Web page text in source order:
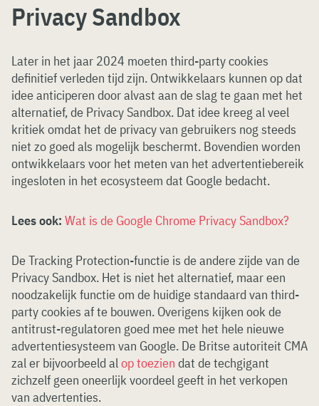
Privacy Sandbox
Later in het jaar 2024 moeten third-party cookies
definitief verleden tijd zijn. Ontwikkelaars kunnen op dat
idee anticiperen door alvast aan de slag te gaan met het
alternatief, de Privacy Sandbox. Dat idee kreeg al veel
kritiek omdat het de privacy van gebruikers nog steeds
niet zo goed als mogelijk beschermt. Bovendien worden
ontwikkelaars voor het meten van het advertentiebereik
ingesloten in het ecosysteem dat Google bedacht.
Lees ook: Wat is de Google Chrome Privacy Sandbox?
De Tracking Protection-functie is de andere zijde van de
Privacy Sandbox. Het is niet het alternatief, maar een
noodzakelijk functie om de huidige standaard van third-
party cookies af te bouwen. Overigens kijken ook de
antitrust-regulatoren goed mee met het hele nieuwe
advertentiesysteem van Google. De Britse autoriteit CMA
zal er bijvoorbeeld alop toezien dat de techgigant
zichzelf geen oneerlijk voordeel geeft in het verkopen
van advertenties.